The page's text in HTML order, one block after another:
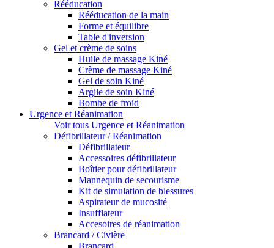
Rééducation
Rééducation de la main
Forme et équilibre
Table d'inversion
Gel et crème de soins
Huile de massage Kiné
Crème de massage Kiné
Gel de soin Kiné
Argile de soin Kiné
Bombe de froid
Urgence et Réanimation
Voir tous Urgence et Réanimation
Défibrillateur / Réanimation
Défibrillateur
Accessoires défibrillateur
Boîtier pour défibrillateur
Mannequin de secourisme
Kit de simulation de blessures
Aspirateur de mucosité
Insufflateur
Accesoires de réanimation
Brancard / Civière
Brancard